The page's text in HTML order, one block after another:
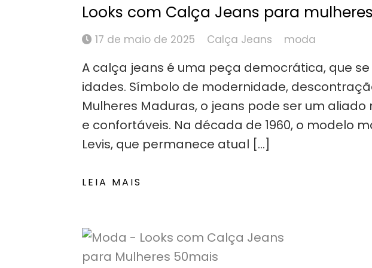
Looks com Calça Jeans para
17 de maio de 2025 Calça Jeans moda
A calça jeans é uma peça democrática, que
idades. Símbolo de modernidade,
Mulheres Maduras, o jeans pode ser um
e confortáveis. Na década de 1960, o modelo
Levis, que permanece atual […]
LEIA MAIS